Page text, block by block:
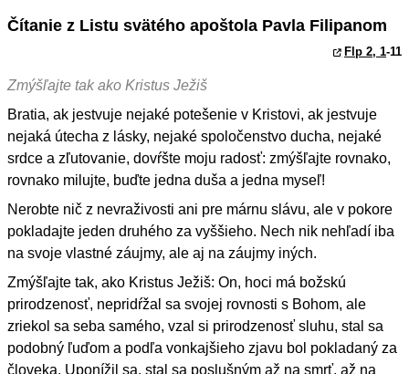
Čítanie z Listu svätého apoštola Pavla Filipanom
Flp 2, 1-11
Zmýšľajte tak ako Kristus Ježiš
Bratia, ak jestvuje nejaké potešenie v Kristovi, ak jestvuje
nejaká útecha z lásky, nejaké spoločenstvo ducha, nejaké
srdce a zľutovanie, dovŕšte moju radosť: zmýšľajte rovnako,
rovnako milujte, buďte jedna duša a jedna myseľ!
Nerobte nič z nevraživosti ani pre márnu slávu, ale v pokore
pokladajte jeden druhého za vyššieho. Nech nik nehľadí iba
na svoje vlastné záujmy, ale aj na záujmy iných.
Zmýšľajte tak, ako Kristus Ježiš: On, hoci má božskú
prirodzenosť, nepridŕžal sa svojej rovnosti s Bohom, ale
zriekol sa seba samého, vzal si prirodzenosť sluhu, stal sa
podobný ľuďom a podľa vonkajšieho zjavu bol pokladaný za
človeka. Uponížil sa, stal sa poslušným až na smrť, až na